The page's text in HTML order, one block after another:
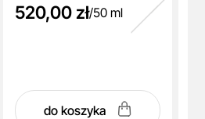
520,00 zł/50 ml
do koszyka